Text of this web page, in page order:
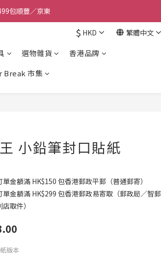
包順豐／京東
回贈 👈
$ HKD 繁體中文
選物雜貨
香港品牌
Break 市集
小鉛筆封口貼紙
金額滿 HK$150 包香港郵政平郵（普通郵寄）
單金額滿 HK$299 包香港郵政易寄取（郵政局／智郵
取件）
版本